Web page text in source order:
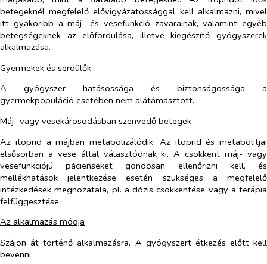
betegeknél megfelelő elővigyázatossággal kell alkalmazni, mivel
itt gyakoribb a máj- és vesefunkció zavarainak, valamint egyéb
betegségeknek az előfordulása, illetve kiegészítő gyógyszerek
alkalmazása.
Gyermekek és serdülők
A gyógyszer hatásossága és biztonságossága a
gyermekpopuláció esetében nem alátámasztott.
Máj- vagy vesekárosodásban szenvedő betegek
Az itoprid a májban metabolizálódik. Az itoprid és metabolitjai
elsősorban a vese által választódnak ki. A csökkent máj- vagy
vesefunkciójú pácienseket gondosan ellenőrizni kell, és
mellékhatások jelentkezése esetén szükséges a megfelelő
intézkedések meghozatala, pl. a dózis csökkentése vagy a terápia
felfüggesztése.
Az alkalmazás módja
Szájon át történő alkalmazásra. A gyógyszert étkezés előtt kell
bevenni.